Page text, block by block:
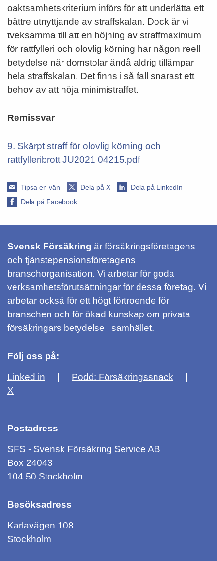
oaktsamhetskriterium införs för att underlätta ett
bättre utnyttjande av straffskalan. Dock är vi
tveksamma till att en höjning av straffmaximum
för rattfylleri och olovlig körning har någon reell
betydelse när domstolar ändå aldrig tillämpar
hela straffskalan. Det finns i så fall snarast ett
behov av att höja minimistraffet.
Remissvar
9. Skärpt straff för olovlig körning och
rattfylleribrott JU2021 04215.pdf
Tipsa en vän Dela på X
Dela på LinkedIn
Dela på Facebook
Svensk Försäkring är försäkringsföretagens
och tjänstepensionsföretagens
branschorganisation. Vi arbetar för goda
verksamhetsförutsättningar för dessa företag. Vi
arbetar också för ett högt förtroende för
branschen och för ökad kunskap om privata
försäkringars betydelse i samhället.
Följ oss på:
Linked in
Podd: Försäkringssnack
X
Postadress
SFS - Svensk Försäkring Service AB
Box 24043
104 50 Stockholm
Besöksadress
Karlavägen 108
Stockholm